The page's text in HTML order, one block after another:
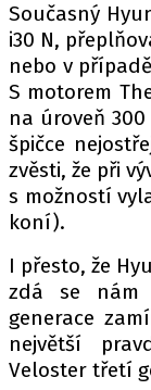
Současný
i30 N,
nebo v
S motorem
na úroveň
špičce
zvěsti, že při
s možností
koní).
I přesto, že
zdá se nám
generace
největší
Veloster třetí